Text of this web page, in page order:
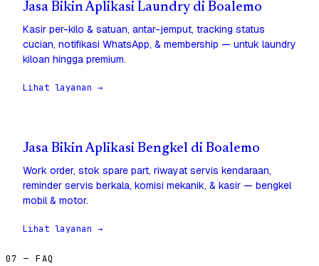
Jasa Bikin Aplikasi Laundry di Boalemo
Kasir per-kilo & satuan, antar-jemput, tracking status
cucian, notifikasi WhatsApp, & membership — untuk laundry
kiloan hingga premium.
Lihat layanan →
Jasa Bikin Aplikasi Bengkel di Boalemo
Work order, stok spare part, riwayat servis kendaraan,
reminder servis berkala, komisi mekanik, & kasir — bengkel
mobil & motor.
Lihat layanan →
07 — FAQ